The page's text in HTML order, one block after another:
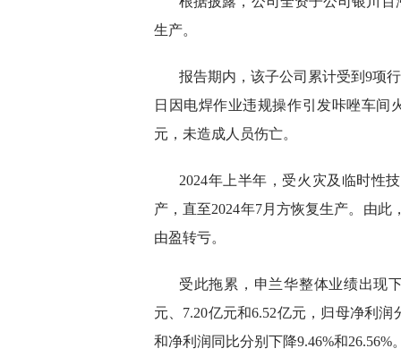
生产。
报告期内，该子公司累计受到9项
日因电焊作业违规操作引发咔唑车间
元，未造成人员伤亡。
2024年上半年，受火灾及临时性
产，直至2024年7月方恢复生产。由此
由盈转亏。
受此拖累，申兰华整体业绩出现
元、7.20亿元和6.52亿元，归母净利润
和净利润同比分别下降9.46%和26.56%